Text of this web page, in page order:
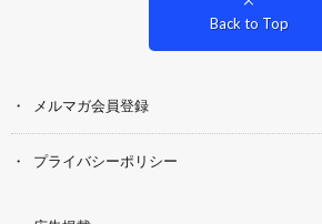
Back to Top
メルマガ会員登録
プライバシーポリシー